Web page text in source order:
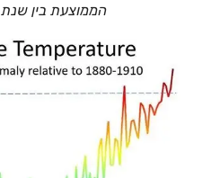
הממוצעת בין שנת 1951 לשנת 1980